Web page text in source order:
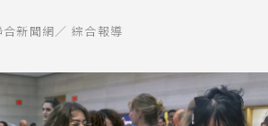
合新聞網／ 綜合報導